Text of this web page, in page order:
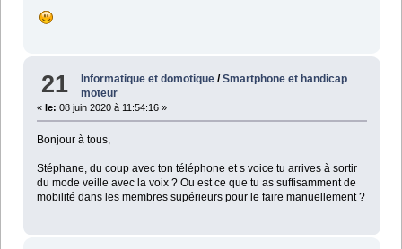
21 Informatique et domotique /Smartphone et handicap
moteur
« le: 08 juin 2020 à 11:54:16 »
Bonjour à tous,
Stéphane, du coup avec ton téléphone et s voice tu arrives à sortir
du mode veille avec la voix ? Ou est ce que tu as suffisamment de
mobilité dans les membres supérieurs pour le faire manuellement ?